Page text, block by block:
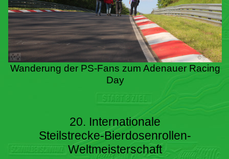
Wanderung der PS-Fans zum Adenauer Racing
Day
20. Internationale
Steilstrecke-Bierdosenrollen-
Weltmeisterschaft